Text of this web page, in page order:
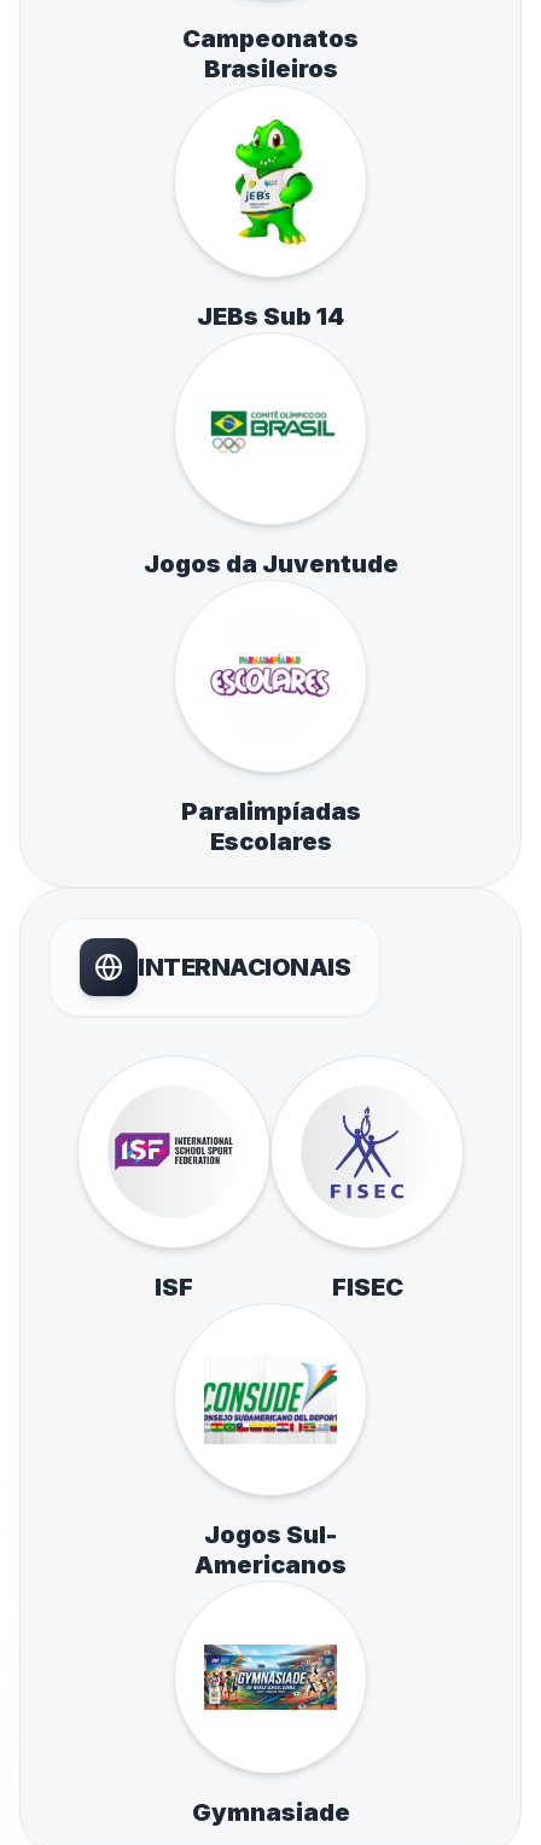
Campeonatos
Brasileiros
JEBs Sub 14
Jogos da Juventude
Paralimpíadas
Escolares
INTERNACIONAIS
ISF FISEC
Jogos Sul-
Americanos
Gymnasiade